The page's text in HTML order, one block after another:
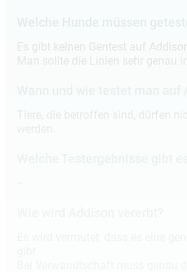
Es gibt keinen Gentest auf Addison.